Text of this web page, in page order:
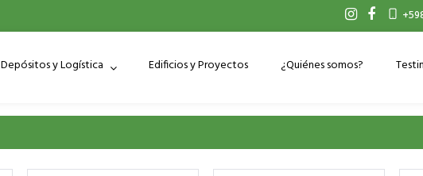
Depósitos y Logística Edificios y Proyectos ¿Quiénes somos?